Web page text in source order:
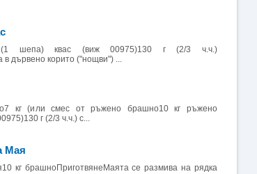
(1 шепа) квас (виж 00975)130 г (2/3 ч.ч.)
дървено корито ("нощви") ...
кг (или смес от ръжено брашно10 кг ръжено
г (2/3 ч.ч.) с...
Мая
кг брашноПриготвянеМаята се размива на рядка